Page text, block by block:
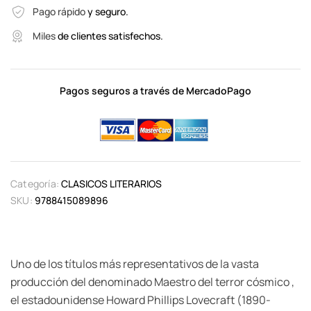
Pago rápidoy seguro.
Milesde clientes satisfechos.
Pagos seguros a través de MercadoPago
Categoría: CLASICOS LITERARIOS
SKU: 9788415089896
Uno de los títulos más representativos de la vasta
producción del denominado Maestro del terror cósmico ,
el estadounidense Howard Phillips Lovecraft (1890-